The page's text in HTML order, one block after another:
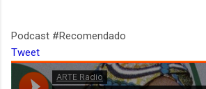
Podcast #Recomendado
Tweet